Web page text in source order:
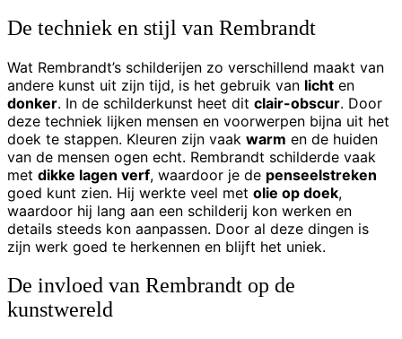
De techniek en stijl van Rembrandt
Wat Rembrandt’s schilderijen zo verschillend maakt van
andere kunst uit zijn tijd, is het gebruik van licht en
donker. In de schilderkunst heet dit clair-obscur. Door
deze techniek lijken mensen en voorwerpen bijna uit het
doek te stappen. Kleuren zijn vaak warm en de huiden
van de mensen ogen echt. Rembrandt schilderde vaak
met dikke lagen verf, waardoor je de penseelstreken
goed kunt zien. Hij werkte veel met olie op doek,
waardoor hij lang aan een schilderij kon werken en
details steeds kon aanpassen. Door al deze dingen is
zijn werk goed te herkennen en blijft het uniek.
De invloed van Rembrandt op de
kunstwereld